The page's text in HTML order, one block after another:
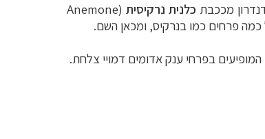
מככבת כלנית נרקיסית (
Anemone
פרחים כמו בנרקיס, ומכאן השם.
בפרחי ענק אדומים דמויי צלחת.